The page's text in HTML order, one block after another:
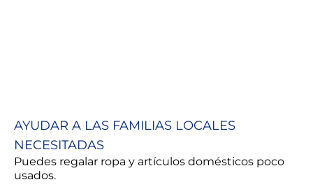
AYUDAR A LAS FAMILIAS LOCALES
NECESITADAS
Puedes regalar ropa y artículos domésticos poco
usados.